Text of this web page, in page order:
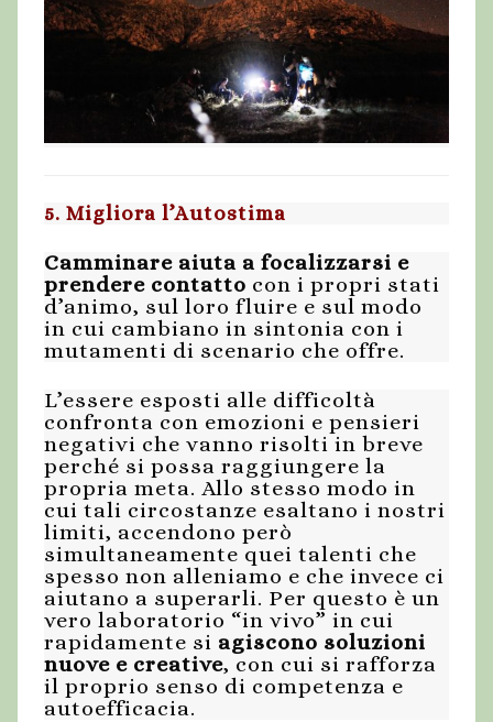
5. Migliora l’Autostima
Camminare aiuta a focalizzarsi e
prendere contatto con i propri stati
d’animo, sul loro fluire e sul modo
in cui cambiano in sintonia con i
mutamenti di scenario che offre.
L’essere esposti alle difficoltà
confronta con emozioni e pensieri
negativi che vanno risolti in breve
perché si possa raggiungere la
propria meta. Allo stesso modo in
cui tali circostanze esaltano i nostri
limiti, accendono però
simultaneamente quei talenti che
spesso non alleniamo e che invece ci
aiutano a superarli. Per questo è un
vero laboratorio “in vivo” in cui
rapidamente si agiscono soluzioni
nuove e creative, con cui si rafforza
il proprio senso di competenza e
autoefficacia.